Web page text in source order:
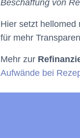
Beschaffung von
Hier setzt hellomed
für mehr
Mehr zur
Aufwände bei